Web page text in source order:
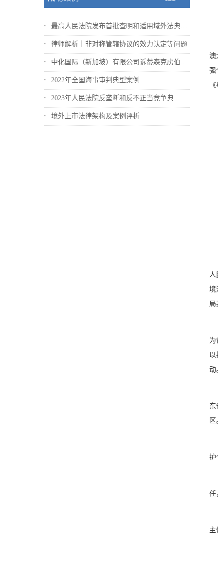
最高人民法院发布首批查明和适用域外法典型...
律师解析｜非对称管辖协议的效力认定等问题
中化国际（新加坡）有限公司诉蒂森克虏伯冶...
2022年全国海事审判典型案例
2023年人民法院反垄断和反不正当竞争典...
境外上市法律架构及案例评析
澳
强
人
境
局
为
以
动
东
区
护
任
主